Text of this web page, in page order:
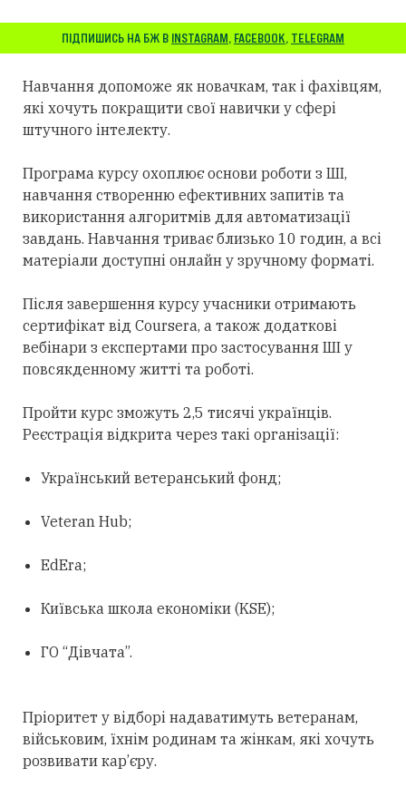
ПІДПИШИСЬ НА БЖ В INSTAGRAM, FACEBOOK, TELEGRAM
Навчання допоможе як новачкам, так і фахівцям,
які хочуть покращити свої навички у сфері
штучного інтелекту.
Програма курсу охоплює основи роботи з ШІ,
навчання створенню ефективних запитів та
використання алгоритмів для автоматизації
завдань. Навчання триває близько 10 годин, а всі
матеріали доступні онлайн у зручному форматі.
Після завершення курсу учасники отримають
сертифікат від Coursera, а також додаткові
вебінари з експертами про застосування ШІ у
повсякденному житті та роботі.
Пройти курс зможуть 2,5 тисячі українців.
Реєстрація відкрита через такі організації:
Український ветеранський фонд;
Veteran Hub;
EdEra;
Київська школа економіки (KSE);
ГО “Дівчата”.
Пріоритет у відборі надаватимуть ветеранам,
військовим, їхнім родинам та жінкам, які хочуть
розвивати кар’єру.